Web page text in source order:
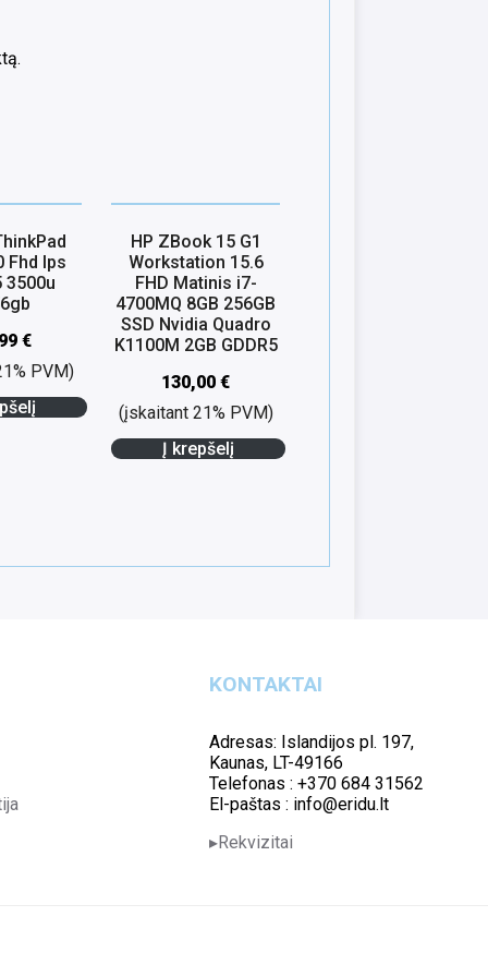
Fhd Ips
3500u
€
PVM)
HP ZBook 15 G1
Workstation 15.6
FHD Matinis i7-
4700MQ 8GB 256GB
SSD Nvidia Quadro
K1100M 2GB GDDR5
130,00 €
(įskaitant 21% PVM)
Į krepšelį
KONTAKTAI
Adresas: Islandijos pl. 197,
Kaunas, LT-49166
Telefonas : +370 684 31562
El-paštas : info@eridu.lt
Rekvizitai